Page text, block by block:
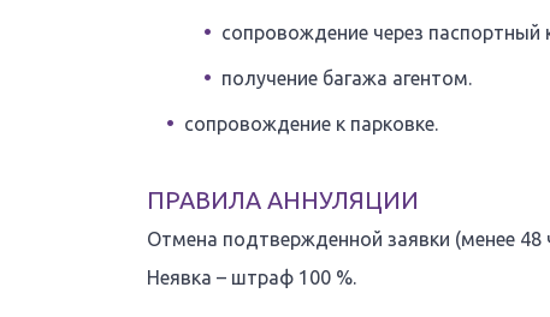
сопровождение через
получение багажа агентом.
сопровождение к парковке.
ПРАВИЛА АННУЛЯЦИИ
Отмена подтвержденной заявки (менее 48
Неявка – штраф 100 %.